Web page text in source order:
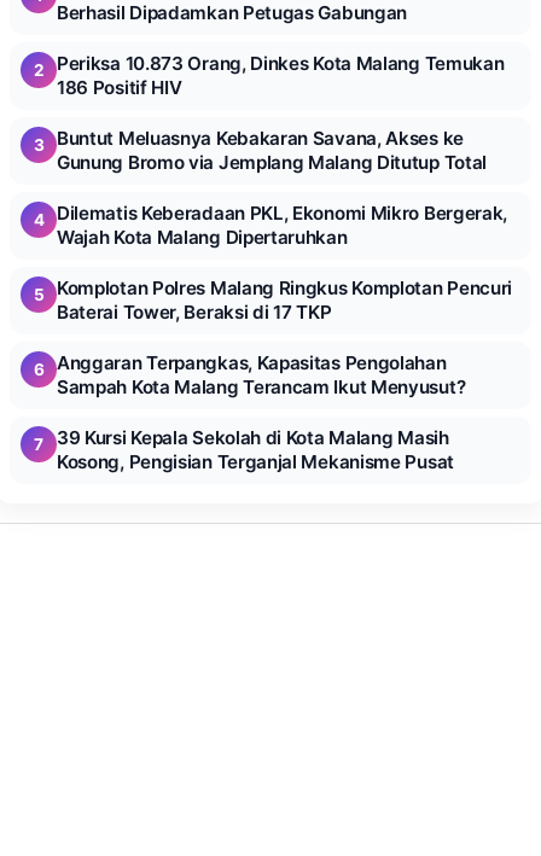
Berhasil Dipadamkan Petugas Gabungan
2
Periksa 10.873 Orang, Dinkes Kota Malang Temukan
186 Positif HIV
3
Buntut Meluasnya Kebakaran Savana, Akses ke
Gunung Bromo via Jemplang Malang Ditutup Total
4
Dilematis Keberadaan PKL, Ekonomi Mikro Bergerak,
Wajah Kota Malang Dipertaruhkan
5
Komplotan Polres Malang Ringkus Komplotan Pencuri
Baterai Tower, Beraksi di 17 TKP
6
Anggaran Terpangkas, Kapasitas Pengolahan
Sampah Kota Malang Terancam Ikut Menyusut?
7
39 Kursi Kepala Sekolah di Kota Malang Masih
Kosong, Pengisian Terganjal Mekanisme Pusat